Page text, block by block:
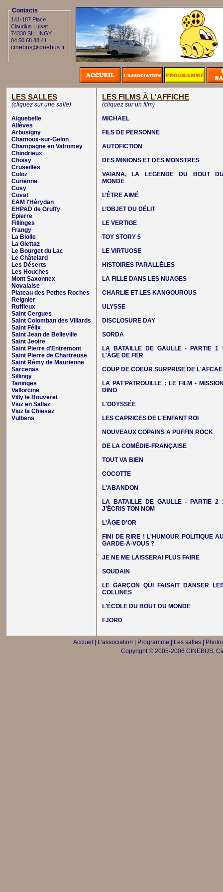
Contacts
141-187 Place
Claudius Luiset
74330 SILLINGY
04 50 68 88 41
cinebus@cinebus.fr
LES SALLES
(cliquez sur une salle)
Aiguebelle
Allèves
Arbusigny
Chamoux-sur-Gelon
Champagne en Valromey
Chindrieux
Choisy
Cruseilles
Culoz
Curienne
Cusy
Cuvat
EAM l'Hérydan
EHPAD de Gruffy
Epierre
Fillinges
Frangy
La Biolle
La Giettaz
Le Bourget du Lac
Le Châtelard
Les Déserts
Les Houches
Mont Saxonnex
Novalaise
Plateau des Petites Roches
Reignier
Ruffieux
Saint Cergues
Saint Colomban des Villards
Saint Félix
Saint Jean de Belleville
Saint Jeoire
Saint Pierre d'Entremont
Saint Pierre de Chartreuse
Saint Rémy de Maurienne
Sarcenas
Sillingy
Taninges
Vallorcine
Villy le Bouveret
Viuz en Sallaz
Viuz la Chiesaz
Vulbens
LES FILMS À L'AFFICHE
(cliquez sur un film)
MICHAEL
FILS DE PERSONNE
AUTOFICTION
DES MINIONS ET DES MONSTRES
VAIANA, LA LEGENDE DU BOUT
MONDE
L’ÊTRE AIMÉ
L’OBJET DU DÉLIT
LE VERTIGE
TOY STORY 5
LE VIRTUOSE
HISTOIRES PARALLÈLES
LA FILLE DANS LES NUAGES
CHARLIE ET LES KANGOUROUS
ULYSSE
DISCLOSURE DAY
SORDA
LA BATAILLE DE GAULLE - PARTIE 1
L'ÂGE DE FER
COUP DE COEUR SURPRISE DE L'AFCAE
LA PAT'PATROUILLE : LE FILM -
DINO
L'ODYSSÉE
LES CAPRICES DE L'ENFANT ROI
NOUVEAUX COPAINS A PUFFIN ROCK
DE LA COMÉDIE-FRANÇAISE
TOUT VA BIEN
COCOTTE
L'ABANDON
LA BATAILLE DE GAULLE - PARTIE 2
J'ÉCRIS TON NOM
L'ÂGE D'OR
FINI DE RIRE ! L'HUMOUR POLITIQUE
GARDE-À-VOUS ?
JE NE ME LAISSERAI PLUS FAIRE
SOUDAIN
LE GARÇON QUI FAISAIT DANSER
COLLINES
L'ÉCOLE DU BOUT DU MONDE
FJORD
Accueil L'association Programme Les salles|
Copyright © 2005-2006 CINEBUS,